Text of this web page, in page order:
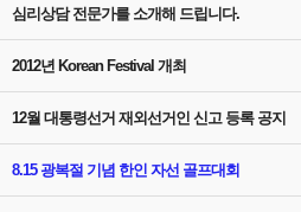
심리상담 전문가를 소개해 드립니다.
2012년 Korean Festival 개최
12월 대통령선거 재외선거인 신고 등록 공지
8.15 광복절 기념 한인 자선 골프대회